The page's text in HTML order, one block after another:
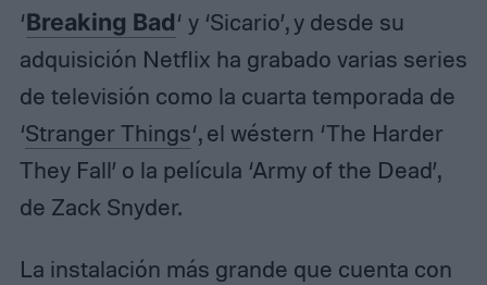
‘Breaking Bad‘ y ‘Sicario’, y desde su
adquisición Netflix ha grabado varias series
de televisión como la cuarta temporada de
‘Stranger Things‘, el wéstern ‘The Harder
They Fall’ o la película ‘Army of the Dead’,
de Zack Snyder.
La instalación más grande que cuenta con